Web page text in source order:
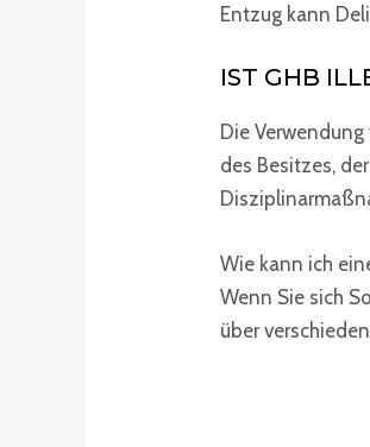
Entzug kann
IST GHB
Die
des Besitzes,
Wie kann ich
Wenn Sie sich
über